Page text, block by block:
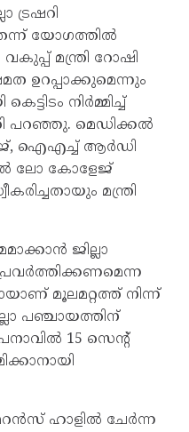
ട്രഷറി
യോഗത്തിൽ
മന്ത്രി റോഷി
ഉറപ്പാക്കുമെന്നും
നിർമ്മിച്ച്
പറഞ്ഞു. മെഡിക്കൽ
ഐഎച്ച് ആർഡി
ലോ കോളേജ്
മന്ത്രി
ജില്ലാ
മൂലമറ്റത്ത് നിന്ന്
പഞ്ചായത്തിന്
15 സെന്റ്
ഹാളിൽ ചേർന്ന